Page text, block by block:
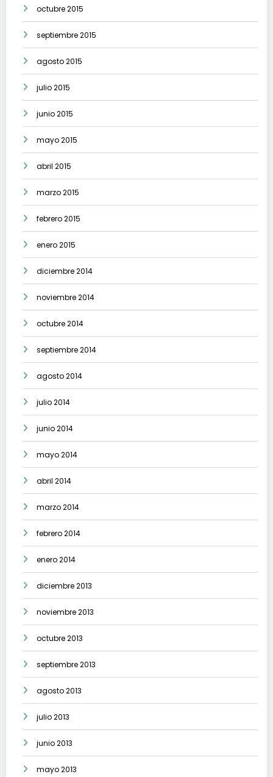
octubre 2015
septiembre 2015
agosto 2015
julio 2015
junio 2015
mayo 2015
abril 2015
marzo 2015
febrero 2015
enero 2015
diciembre 2014
noviembre 2014
octubre 2014
septiembre 2014
agosto 2014
julio 2014
junio 2014
mayo 2014
abril 2014
marzo 2014
febrero 2014
enero 2014
diciembre 2013
noviembre 2013
octubre 2013
septiembre 2013
agosto 2013
julio 2013
junio 2013
mayo 2013